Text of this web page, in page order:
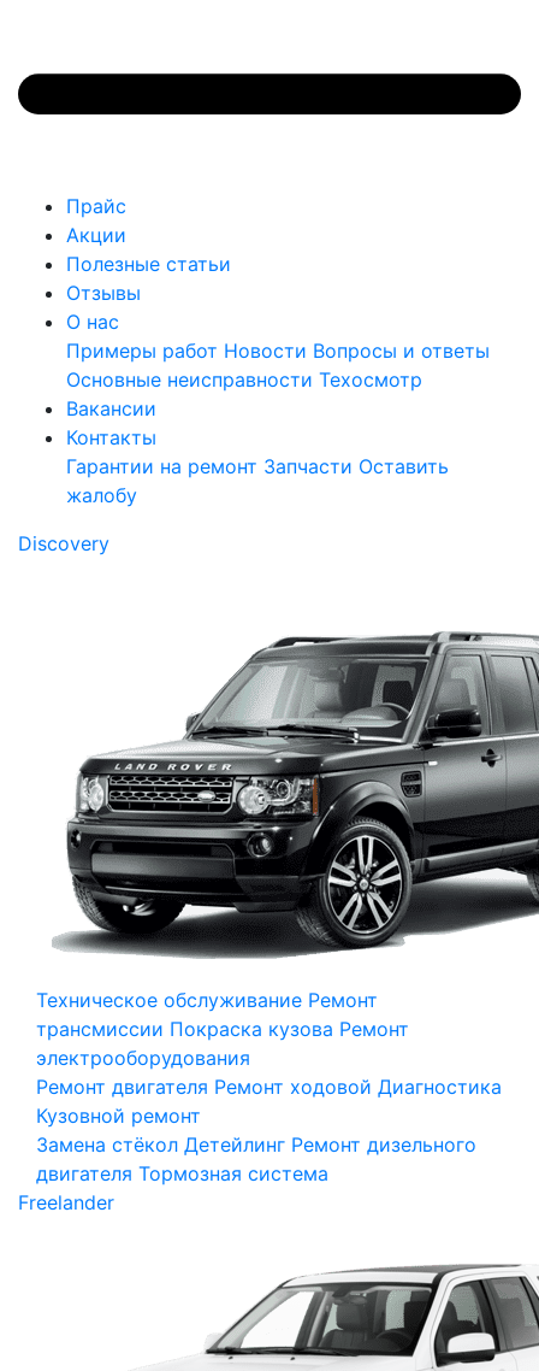
Прайс
Акции
Полезные статьи
Отзывы
О нас
Примеры работ Новости Вопросы и ответы
Основные неисправности Техосмотр
Вакансии
Контакты
Гарантии на ремонт Запчасти Оставить
жалобу
Discovery
Техническое обслуживание Ремонт
трансмиссии Покраска кузова Ремонт
электрооборудования
Ремонт двигателя Ремонт ходовой Диагностика
Кузовной ремонт
Замена стёкол Детейлинг Ремонт дизельного
двигателя Тормозная система
Freelander